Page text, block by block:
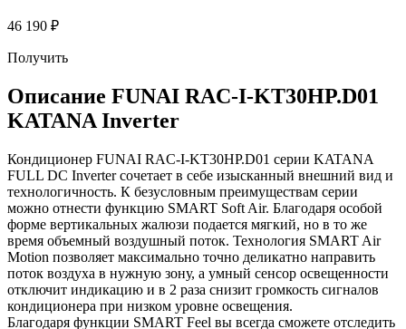
46 190 ₽
Получить
Описание FUNAI RAC-I-KT30HP.D01
KATANA Inverter
Кондиционер FUNAI RAC-I-KT30HP.D01 серии KATANA
FULL DC Inverter сочетает в себе изысканный внешний вид и
технологичность. К безусловным преимуществам серии
можно отнести функцию SMART Soft Air. Благодаря особой
форме вертикальных жалюзи подается мягкий, но в то же
время объемный воздушный поток. Технология SMART Air
Motion позволяет максимально точно деликатно направить
поток воздуха в нужную зону, а умный сенсор освещенности
отключит индикацию и в 2 раза снизит громкость сигналов
кондиционера при низком уровне освещения.
Благодаря функции SMART Feel вы всегда сможете отследить